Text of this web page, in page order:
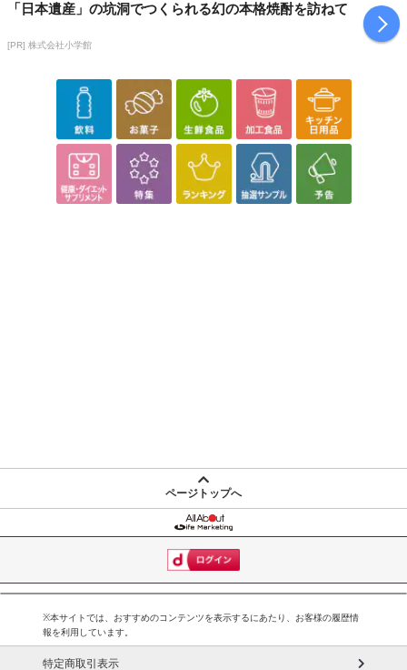
「日本遺産」の坑洞でつくられる幻の本格焼酎を訪ねて
[PR] 株式会社小学館
ページトップへ
※本サイトでは、おすすめのコンテンツを表示するにあたり、お客様の履歴情
報を利用しています。
特定商取引表示